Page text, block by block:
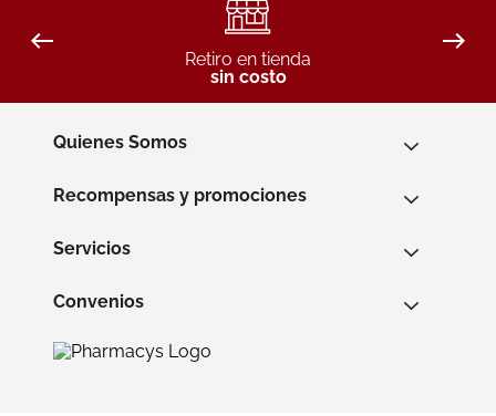
Retiro en tienda
sin costo
Quienes Somos
Recompensas y promociones
Servicios
Convenios